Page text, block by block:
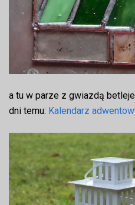
a tu w parze z gwiazdą
dni temu: Kalendarz